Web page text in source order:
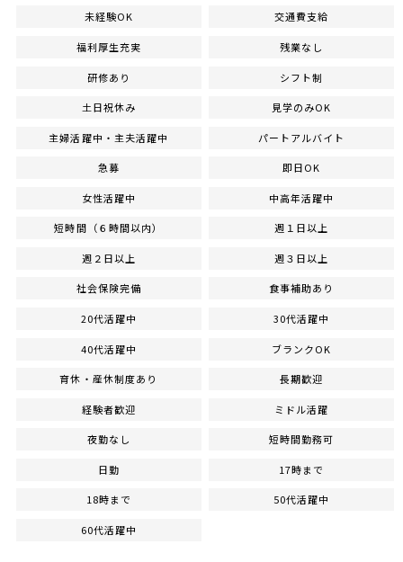
未経験OK 交通費支給
福利厚生充実 残業なし
研修あり シフト制
土日祝休み 見学のみOK
主婦活躍中・主夫活躍中 パートアルバイト
急募 即日OK
女性活躍中 中高年活躍中
短時間（６時間以内） 週１日以上
週２日以上 週３日以上
社会保険完備 食事補助あり
20代活躍中 30代活躍中
40代活躍中 ブランクOK
育休・産休制度あり 長期歓迎
経験者歓迎 ミドル活躍
夜勤なし 短時間勤務可
日勤 17時まで
18時まで 50代活躍中
60代活躍中